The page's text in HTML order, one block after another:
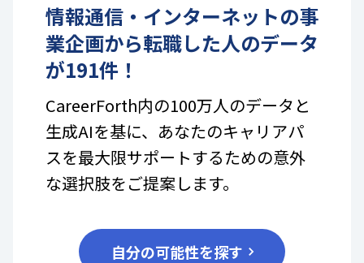
情報通信・インターネットの事
業企画から転職した人のデータ
が191件！
CareerForth内の100万人のデータと
生成AIを基に、あなたのキャリアパ
スを最大限サポートするための意外
な選択肢をご提案します。
自分の可能性を探す